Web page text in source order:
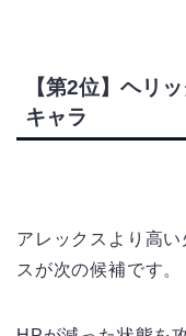
【第2位】ヘリ
キャラ
アレックスより高
スが次の候補です。